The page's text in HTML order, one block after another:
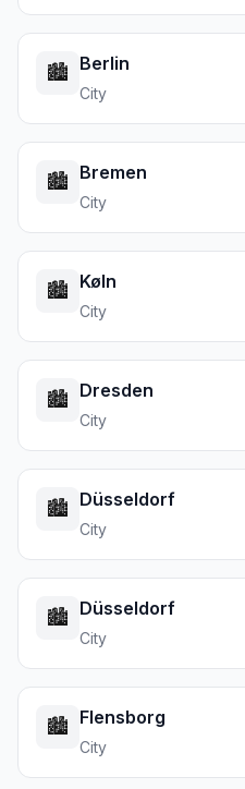
🏙️ Berlin
City
🏙️ Bremen
City
🏙️ Køln
City
🏙️ Dresden
City
🏙️ Düsseldorf
City
🏙️ Düsseldorf
City
🏙️ Flensborg
City